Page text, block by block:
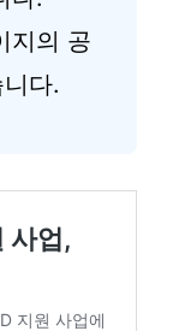
지의 공
다.